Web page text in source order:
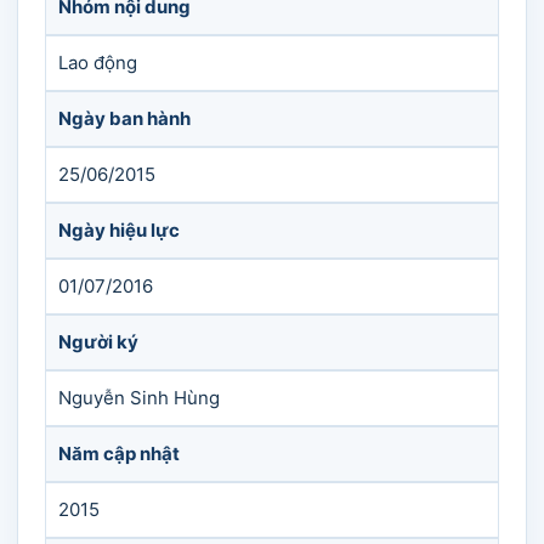
Nhóm nội dung
Lao động
Ngày ban hành
25/06/2015
Ngày hiệu lực
01/07/2016
Người ký
Nguyễn Sinh Hùng
Năm cập nhật
2015